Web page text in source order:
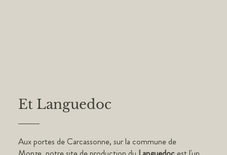
Et Languedoc
Aux portes de Carcassonne, sur la commune de